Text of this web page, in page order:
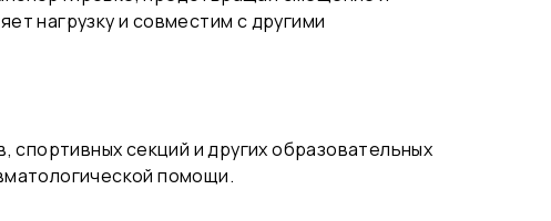
нагрузку и совместим с другими
секций и других образовательных
помощи.